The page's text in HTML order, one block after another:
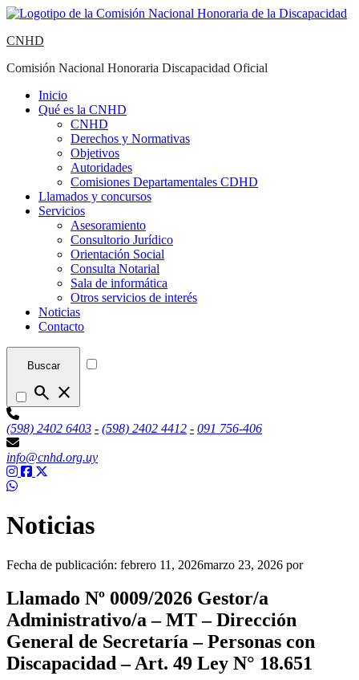
ir
contenido
CNHD
Comisión Nacional Honoraria Discapacidad Oficial
Inicio
Qué es la CNHD
CNHD
Derechos y Normativas
Objetivos
Autoridades
Comisiones Departamentales CDHD
Llamados y concursos
Servicios
Asesoramiento
Consultorio Jurídico
Orientación Social
Consulta Notarial
Sala de informática
Otros servicios de interés
Noticias
Contacto
Buscar
search close
(598) 2402 6403 - (598) 2402 4412 - 091 756-406
info@cnhd.org.uy
Noticias
Fecha de publicación: febrero 11, 2026marzo 23, 2026 por
Llamado Nº 0009/2026 Gestor/a
Administrativo/a – MT – Dirección
General de Secretaría – Personas con
Discapacidad – Art. 49 Ley N° 18.651